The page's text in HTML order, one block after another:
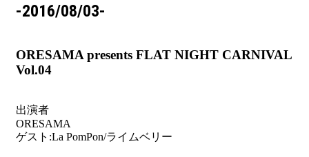
-2016/08/03-
ORESAMA presents FLAT NIGHT CARNIVAL
Vol.04
出演者
ORESAMA
ゲスト:La PomPon/ライムベリー